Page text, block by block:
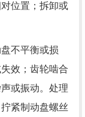
位置；拆卸或
不平衡或损
效；齿轮啮合
或振动。处理
紧制动盘螺丝